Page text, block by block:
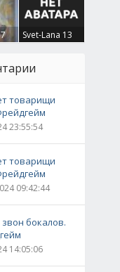
Svet-Lana 13
товарищи
23:55:54
товарищи
09:42:44
бокалов.
14:05:06